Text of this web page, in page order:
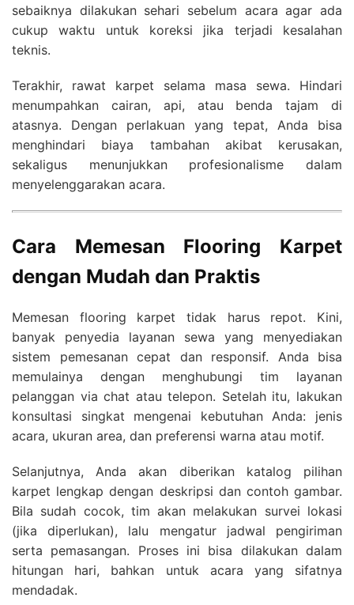
sebaiknya dilakukan sehari sebelum acara agar ada
cukup waktu untuk koreksi jika terjadi kesalahan
teknis.
Terakhir, rawat karpet selama masa sewa. Hindari
menumpahkan cairan, api, atau benda tajam di
atasnya. Dengan perlakuan yang tepat, Anda bisa
menghindari biaya tambahan akibat kerusakan,
sekaligus menunjukkan profesionalisme dalam
menyelenggarakan acara.
Cara Memesan Flooring Karpet
dengan Mudah dan Praktis
Memesan flooring karpet tidak harus repot. Kini,
banyak penyedia layanan sewa yang menyediakan
sistem pemesanan cepat dan responsif. Anda bisa
memulainya dengan menghubungi tim layanan
pelanggan via chat atau telepon. Setelah itu, lakukan
konsultasi singkat mengenai kebutuhan Anda: jenis
acara, ukuran area, dan preferensi warna atau motif.
Selanjutnya, Anda akan diberikan katalog pilihan
karpet lengkap dengan deskripsi dan contoh gambar.
Bila sudah cocok, tim akan melakukan survei lokasi
(jika diperlukan), lalu mengatur jadwal pengiriman
serta pemasangan. Proses ini bisa dilakukan dalam
hitungan hari, bahkan untuk acara yang sifatnya
mendadak.